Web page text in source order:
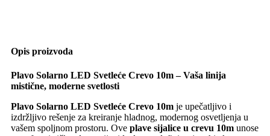
Opis proizvoda
Plavo Solarno LED Svetleće Crevo 10m – Vaša linija
mistične, moderne svetlosti
Plavo Solarno LED Svetleće Crevo 10m je upečatljivo i
izdržljivo rešenje za kreiranje hladnog, modernog osvetljenja u
vašem spoljnom prostoru. Ove plave sijalice u crevu 10m unose